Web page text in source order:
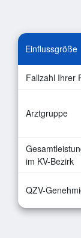
Einflussgröße
Fallzahl Ihrer
Arztgruppe
im KV-Bezirk
QZV-